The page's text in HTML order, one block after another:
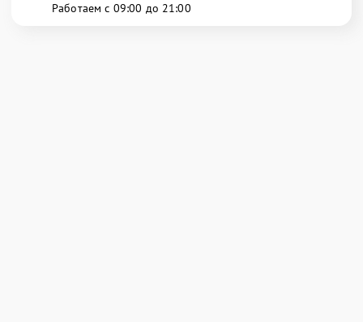
Работаем с 09:00 до 21:00